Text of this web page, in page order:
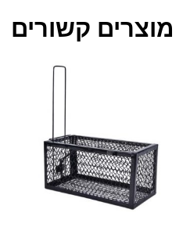
מוצרים קשורים